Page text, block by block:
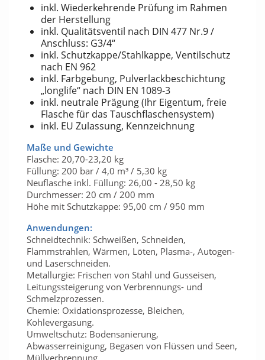
inkl. Wiederkehrende Prüfung im Rahmen
der Herstellung
inkl. Qualitätsventil nach DIN 477 Nr.9 /
Anschluss: G3/4“
inkl. Schutzkappe/Stahlkappe, Ventilschutz
nach EN 962
inkl. Farbgebung, Pulverlackbeschichtung
„longlife“ nach DIN EN 1089-3
inkl. neutrale Prägung (Ihr Eigentum, freie
Flasche für das Tauschflaschensystem)
inkl. EU Zulassung, Kennzeichnung
Maße und Gewichte
Flasche: 20,70-23,20 kg
Füllung: 200 bar / 4,0 m³ / 5,30 kg
Neuflasche inkl. Füllung: 26,00 - 28,50 kg
Durchmesser: 20 cm / 200 mm
Höhe mit Schutzkappe: 95,00 cm / 950 mm
Anwendungen:
Schneidtechnik: Schweißen, Schneiden,
Flammstrahlen, Wärmen, Löten, Plasma-, Autogen-
und Laserschneiden.
Metallurgie: Frischen von Stahl und Gusseisen,
Leitungssteigerung von Verbrennungs- und
Schmelzprozessen.
Chemie: Oxidationsprozesse, Bleichen,
Kohlevergasung.
Umweltschutz: Bodensanierung,
Abwasserreinigung, Begasen von Flüssen und Seen,
Müllverbrennung.